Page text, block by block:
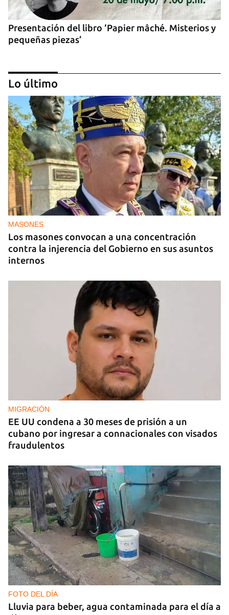
Presentación del libro ‘Papier mâché. Misterios y
pequeñas piezas’
Presentación de ‘Un camino de medio siglo’, de
Leonardo Padura
Lo último
MASONES
Los masones convocan a una concentración
contra la injerencia del Gobierno en sus asuntos
internos
MIGRACIÓN
EE UU condena a 30 meses de prisión a un
cubano por ingresar a connacionales con visados
fraudulentos
FOTO DEL DÍA
Lluvia para beber, agua contaminada para el día a